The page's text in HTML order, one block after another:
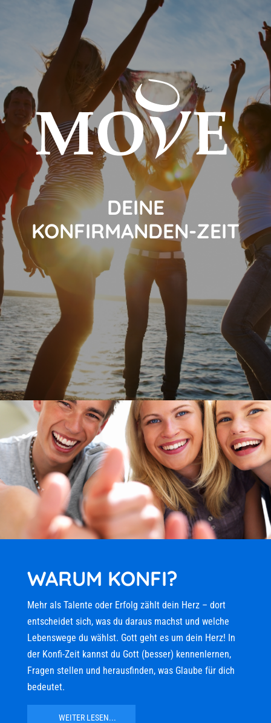
DEINE
KONFIRMANDEN-ZEIT
WARUM KONFI?
Mehr als Talente oder Erfolg zählt dein Herz – dort
entscheidet sich, was du daraus machst und welche
Lebenswege du wählst. Gott geht es um dein Herz! In
der Konfi-Zeit kannst du Gott (besser) kennenlernen,
Fragen stellen und herausfinden, was Glaube für dich
bedeutet.
WEITER LESEN...